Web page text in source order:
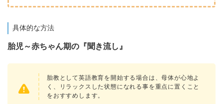
具体的な方法
胎児～赤ちゃん期の『聞き流し』
胎教として英語教育を開始する場合は、母体が心地よ
く、リラックスした状態になれる事を重点に置くこと
をおすすめします。